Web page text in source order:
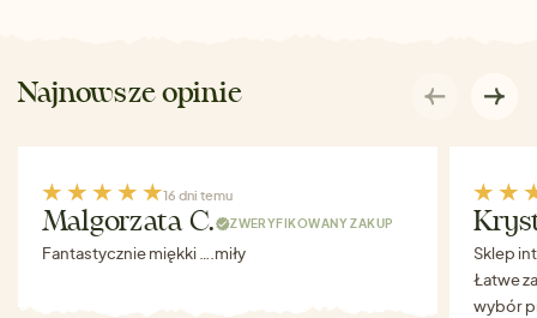
Najnowsze opinie
16 dni temu
Malgorzata C. ZWERYFIKOWANY ZAKUP
Fantastycznie miękki ….miły
Sklep
Łatwe
wybór